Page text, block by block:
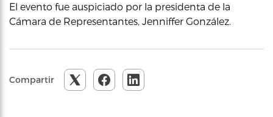
El evento fue auspiciado por la presidenta de la
Cámara de Representantes, Jenniffer González.
Compartir